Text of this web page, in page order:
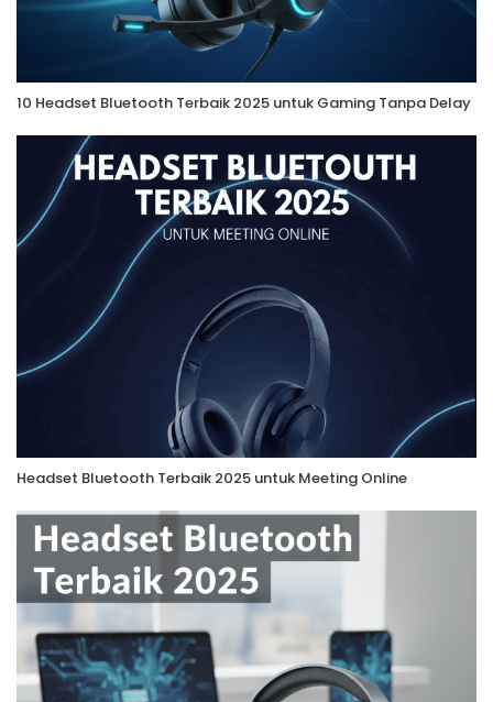
10 Headset Bluetooth Terbaik 2025 untuk Gaming Tanpa Delay
Headset Bluetooth Terbaik 2025 untuk Meeting Online